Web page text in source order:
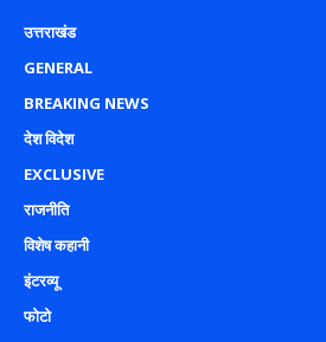
उत्तराखंड
GENERAL
BREAKING NEWS
देश विदेश
EXCLUSIVE
राजनीति
विशेष कहानी
इंटरव्यू
फोटो